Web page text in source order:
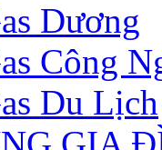
Dương
Công
Du Lịch